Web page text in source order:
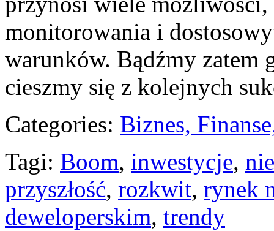
monitorowania i
warunków. Bądźmy ‌zatem
cieszmy się z kolejnych
Categories: Biznes,
Tagi: Boom, inwestycje,
przyszłość, rozkwit, rynek
deweloperskim, trendy